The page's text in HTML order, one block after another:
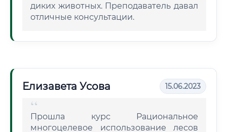
диких животных. Преподаватель давал
отличные консультации.
Елизавета Усова 15.06.2023
Прошла курс Рациональное
многоцелевое использование лесов